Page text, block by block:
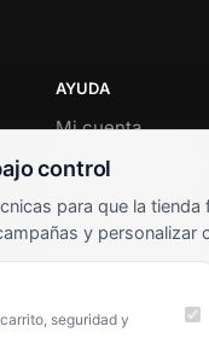
AYUDA
Mi cuenta
Soporte al cliente
Términos y
Preguntas
control
para que la
y personalizar
seguridad y